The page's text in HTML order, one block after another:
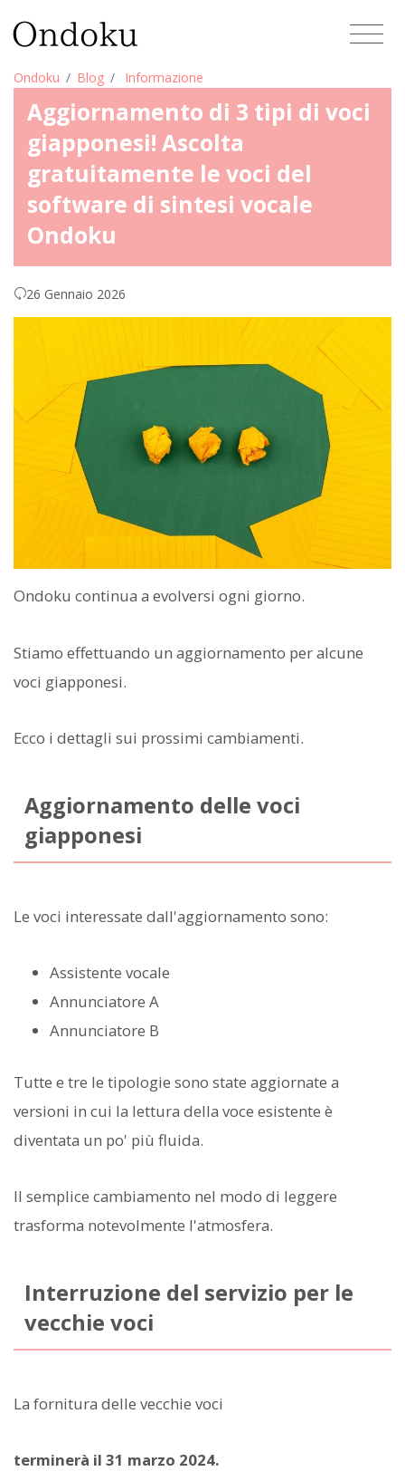
Ondoku Blog Informazione
Aggiornamento di 3 tipi di voci
giapponesi! Ascolta
gratuitamente le voci del
software di sintesi vocale
Ondoku
26 Gennaio 2026
Ondoku continua a evolversi ogni giorno.
Stiamo effettuando un aggiornamento per alcune
voci giapponesi.
Ecco i dettagli sui prossimi cambiamenti.
Aggiornamento delle voci
giapponesi
Le voci interessate dall'aggiornamento sono:
Assistente vocale
Annunciatore A
Annunciatore B
Tutte e tre le tipologie sono state aggiornate a
versioni in cui la lettura della voce esistente è
diventata un po' più fluida.
Il semplice cambiamento nel modo di leggere
trasforma notevolmente l'atmosfera.
Interruzione del servizio per le
vecchie voci
La fornitura delle vecchie voci
terminerà il 31 marzo 2024.